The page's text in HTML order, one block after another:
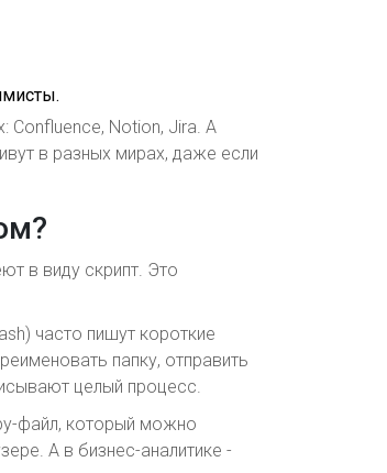
Confluence, Notion, Jira. А
в разных мирах, даже если
в виду скрипт. Это
часто пишут короткие
папку, отправить
целый процесс.
файл, который можно
А в бизнес-аналитике -